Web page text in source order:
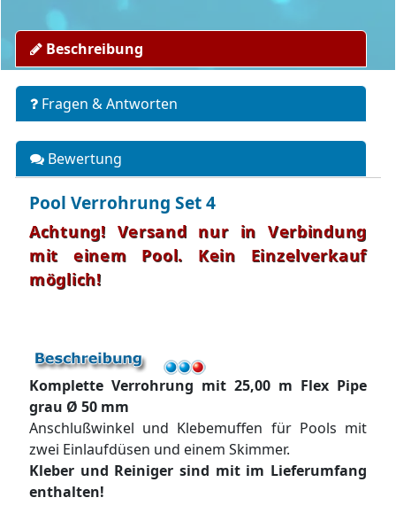
Beschreibung
Fragen & Antworten
Bewertung
Pool Verrohrung Set 4
Achtung! Versand nur in Verbindung
mit einem Pool. Kein Einzelverkauf
möglich!
Komplette Verrohrung mit 25,00 m Flex Pipe
grau Ø 50 mm
Anschlußwinkel und Klebemuffen für Pools mit
zwei Einlaufdüsen und einem Skimmer.
Kleber und Reiniger sind mit im Lieferumfang
enthalten!